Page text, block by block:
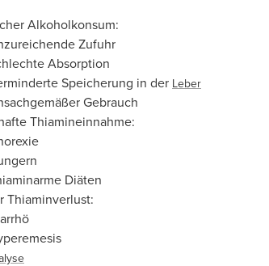
Alkoholkonsum:
Zufuhr
Absorption
Speicherung in der Leber
Gebrauch
Thiamineinnahme:
Diäten
Thiaminverlust: